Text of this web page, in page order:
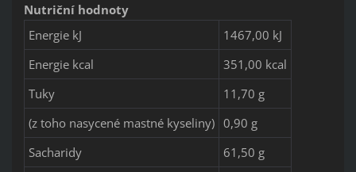
Nutriční hodnoty
Energie kJ
1467,00 kJ
Energie kcal
351,00 kcal
Tuky
11,70 g
(z toho nasycené mastné kyseliny) 0,90 g
Sacharidy
61,50 g